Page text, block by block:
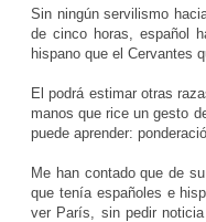
Sin ningún servilismo
de cinco horas, español
hispano que el Cervantes
El podrá estimar otras
manos que rice un gesto
puede aprender:
Me han contado que de
que tenía españoles e
ver París, sin pedir